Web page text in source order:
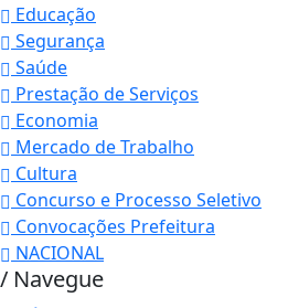
Educação
Segurança
Saúde
Prestação de Serviços
Economia
Mercado de Trabalho
Cultura
Concurso e Processo Seletivo
Convocações Prefeitura
NACIONAL
/ Navegue